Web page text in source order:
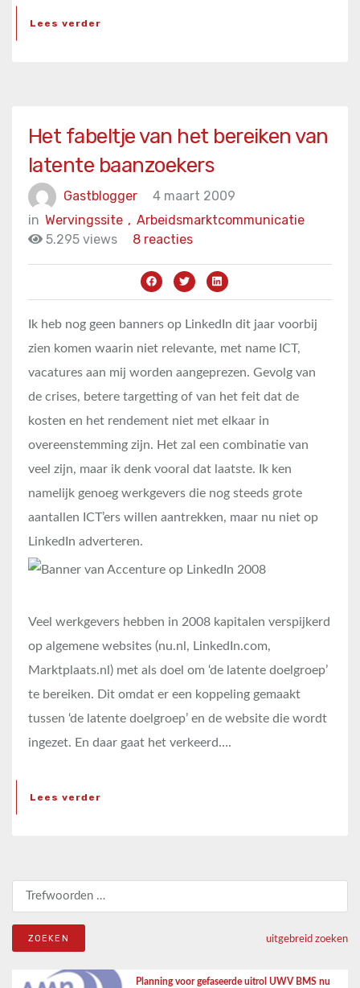
Lees verder
Het fabeltje van het bereiken van
latente baanzoekers
Gastblogger
4 maart 2009
in
Arbeidsmarktcommunicatie
Wervingssite ,
5.295 views
8 reacties
Ik heb nog geen banners op LinkedIn dit jaar voorbij
zien komen waarin niet relevante, met name ICT,
vacatures aan mij worden aangeprezen. Gevolg van
de crises, betere targetting of van het feit dat de
kosten en het rendement niet met elkaar in
overeenstemming zijn. Het zal een combinatie van
veel zijn, maar ik denk vooral dat laatste. Ik ken
namelijk genoeg werkgevers die nog steeds grote
aantallen ICT’ers willen aantrekken, maar nu niet op
LinkedIn adverteren.
Veel werkgevers hebben in 2008 kapitalen verspijkerd
op algemene websites (nu.nl, LinkedIn.com,
Marktplaats.nl) met als doel om ‘de latente doelgroep’
te bereiken. Dit omdat er een koppeling gemaakt
tussen ‘de latente doelgroep’ en de website die wordt
ingezet. En daar gaat het verkeerd….
Lees verder
Zoeken naar:
uitgebreid zoeken
Planning voor gefaseerde uitrol UWV BMS nu